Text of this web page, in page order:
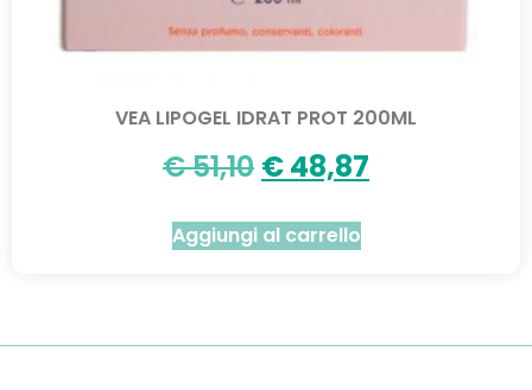
VEA LIPOGEL IDRAT PROT 200ML
€51,10 €48,87
Aggiungi al carrello